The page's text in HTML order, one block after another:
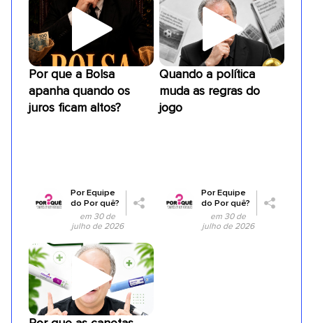
Por que a Bolsa
apanha quando os
juros ficam altos?
PorEquipe
do Por quê?
em 30 de
julho de 2026
Quando a política
muda as regras do
jogo
PorEquipe
do Por quê?
em 30 de
julho de 2026